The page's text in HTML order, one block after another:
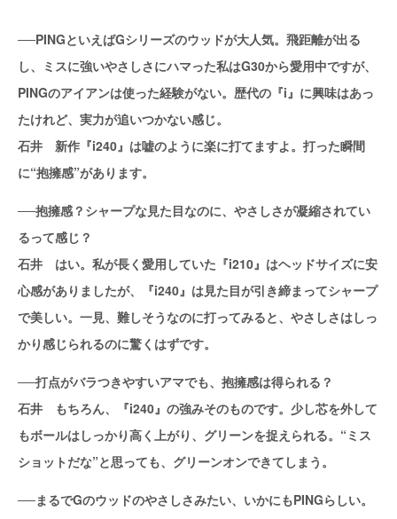
──PINGといえばGシリーズのウッドが大人気。飛距離が出る
し、ミスに強いやさしさにハマった私はG30から愛用中ですが、
PINGのアイアンは使った経験がない。歴代の『i』に興味はあっ
たけれど、実力が追いつかない感じ。
石井 新作『i240』は嘘のように楽に打てますよ。打った瞬間
に“抱擁感”があります。
──抱擁感？シャープな見た目なのに、やさしさが凝縮されてい
るって感じ？
石井 はい。私が長く愛用していた『i210』はヘッドサイズに安
心感がありましたが、『i240』は見た目が引き締まってシャープ
で美しい。一見、難しそうなのに打ってみると、やさしさはしっ
かり感じられるのに驚くはずです。
──打点がバラつきやすいアマでも、抱擁感は得られる？
石井 もちろん、『i240』の強みそのものです。少し芯を外して
もボールはしっかり高く上がり、グリーンを捉えられる。“ミス
ショットだな”と思っても、グリーンオンできてしまう。
──まるでGのウッドのやさしさみたい、いかにもPINGらしい。